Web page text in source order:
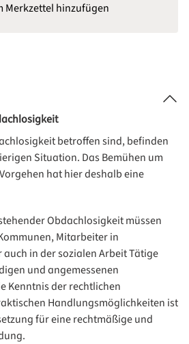
Merkzettel hinzufügen
betroffen sind, befinden
Situation. Das Bemühen um
hat hier deshalb eine
Obdachlosigkeit müssen
Mitarbeiter in
in der sozialen Arbeit Tätige
und angemessenen
Kenntnis der rechtlichen
Handlungsmöglichkeiten ist
für eine rechtmäßige und